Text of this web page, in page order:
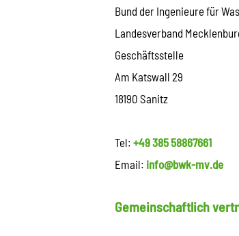
Bund der Ingenieure für
Landesverband
Geschäftsstelle
Am Katswall 29
18190 Sanitz
Tel: +49 385 58867661
Email: info@bwk-mv.de
Gemeinschaftlich